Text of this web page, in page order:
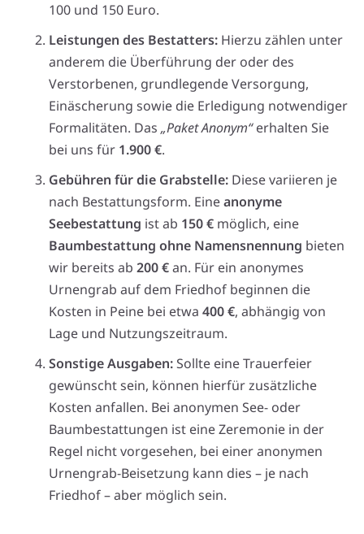
100 und 150 Euro.
Leistungen des Bestatters: Hierzu zählen unter
anderem die Überführung der oder des
Verstorbenen, grundlegende Versorgung,
Einäscherung sowie die Erledigung notwendiger
Formalitäten. Das „Paket Anonym“erhalten Sie
bei uns für 1.900 €.
Gebühren für die Grabstelle: Diese variieren je
nach Bestattungsform. Eineanonyme
Seebestattung ist ab 150 € möglich, eine
Baumbestattung ohne Namensnennung bieten
wir bereits ab 200 €an. Für ein anonymes
Urnengrab auf dem Friedhof beginnen die
Kosten in Peine bei etwa 400 €, abhängig von
Lage und Nutzungszeitraum.
Sonstige Ausgaben:Sollte eine Trauerfeier
gewünscht sein, können hierfür zusätzliche
Kosten anfallen. Bei anonymen See- oder
Baumbestattungen ist eine Zeremonie in der
Regel nicht vorgesehen, bei einer anonymen
Urnengrab-Beisetzung kann dies – je nach
Friedhof – aber möglich sein.